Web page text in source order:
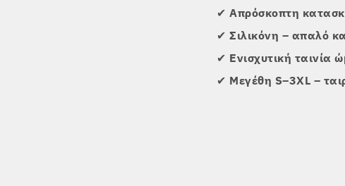
✔ Απρόσκοπτη
✔ Σιλικόνη – απαλό
✔ Ενισχυτική ταινία
✔ Μεγέθη S–3XL –